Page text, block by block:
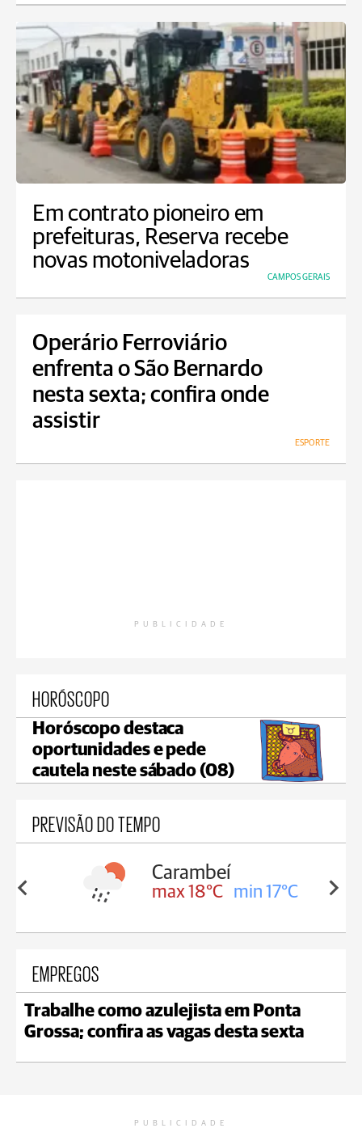
Em contrato pioneiro em
prefeituras, Reserva recebe
novas motoniveladoras
CAMPOS GERAIS
Operário Ferroviário
enfrenta o São Bernardo
nesta sexta; confira onde
assistir
ESPORTE
PUBLICIDADE
HORÓSCOPO
Horóscopo destaca
oportunidades e pede
cautela neste sábado (08)
PREVISÃO DO TEMPO
18°C
Carambeí
max 18°C min 17°C
EMPREGOS
Trabalhe como azulejista em Ponta
Grossa; confira as vagas desta sexta
PUBLICIDADE